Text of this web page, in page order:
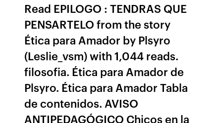
Read EPILOGO : TENDRAS QUE
PENSARTELO from the story
Ética para Amador by Plsyro
(Leslie_vsm) with 1,044 reads.
filosofia. Ética para Amador de
Plsyro. Ética para Amador Tabla
de contenidos. AVISO
ANTIPEDAGÓGICO Chicos en la